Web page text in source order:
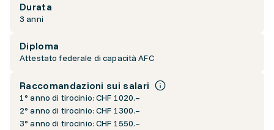
Durata
3 anni
Diploma
Attestato federale di capacità AFC
Raccomandazioni sui salari
1° anno di tirocinio: CHF 1020.–
2° anno di tirocinio: CHF 1300.–
3° anno di tirocinio: CHF 1550.–